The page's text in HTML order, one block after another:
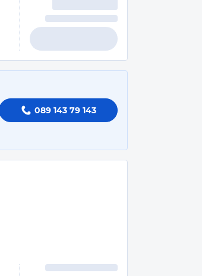
089 143 79 143